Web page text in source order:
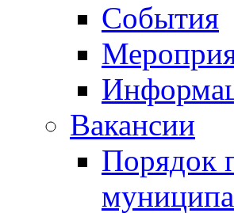
События
Вакансии
Порядок